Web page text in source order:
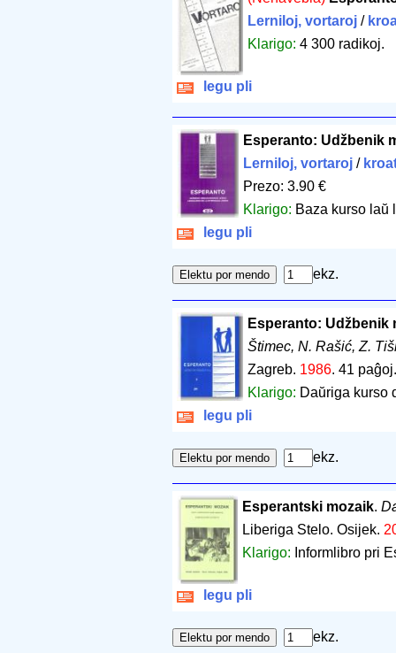
Lerniloj, vortaroj /
Klarigo:4 300 radikoj.
legu pli
Esperanto: Udžbenik
Lerniloj, vortaroj /
Prezo: 3.90 €
Klarigo: Baza kurso laŭ
legu pli
ekz.
Esperanto: Udžbenik
Štimec, N. Rašić, Z.
Zagreb. 1986.41 paĝoj
Klarigo: Daŭriga kurso
legu pli
ekz.
Esperantski mozaik.
Liberiga Stelo. Osijek.
Klarigo: Informlibro pri
legu pli
ekz.